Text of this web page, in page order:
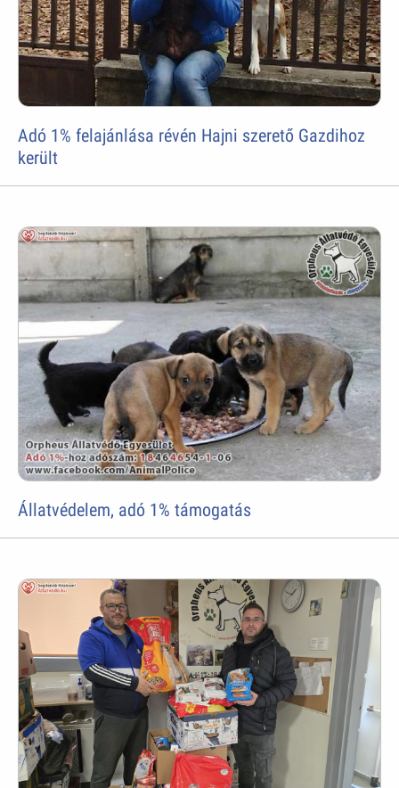
Adó 1% felajánlása révén Hajni szerető Gazdihoz
került
Állatvédelem, adó 1% támogatás